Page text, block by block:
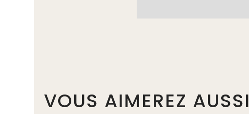
VOUS AIMEREZ AUSSI